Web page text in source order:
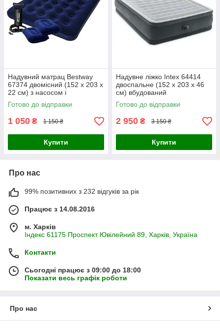
Надувний матрац Bestway
67374 двомісний (152 х 203 х
22 см) з насосом і
подушками
Готово до відправки
1 050 ₴ 1 150 ₴
Купити
Надувне ліжко Intex 64414
двоспальне (152 х 203 х 46
см) вбудований
електронасос
Готово до відправки
2 950 ₴ 3 150 ₴
Купити
Про нас
99% позитивних з 232 відгуків за рік
Працює з 14.08.2016
м. Харків
Індекс 61175 Проспект Ювілейний 89, Харків, Україна
Контакти
Сьогодні працює з 09:00 до 18:00
Показати весь графік роботи
Про нас